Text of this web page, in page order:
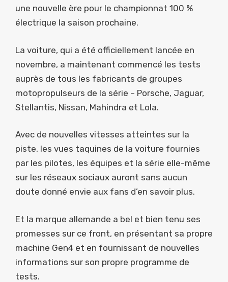
une nouvelle ère pour le championnat 100 %
électrique la saison prochaine.
La voiture, qui a été officiellement lancée en
novembre, a maintenant commencé les tests
auprès de tous les fabricants de groupes
motopropulseurs de la série – Porsche, Jaguar,
Stellantis, Nissan, Mahindra et Lola.
Avec de nouvelles vitesses atteintes sur la
piste, les vues taquines de la voiture fournies
par les pilotes, les équipes et la série elle-même
sur les réseaux sociaux auront sans aucun
doute donné envie aux fans d’en savoir plus.
Et la marque allemande a bel et bien tenu ses
promesses sur ce front, en présentant sa propre
machine Gen4 et en fournissant de nouvelles
informations sur son propre programme de
tests.